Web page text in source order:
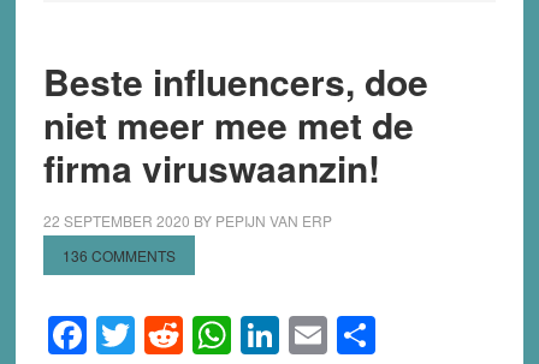
Beste influencers, doe
niet meer mee met de
firma viruswaanzin!
22 SEPTEMBER 2020 BY PEPIJN VAN ERP
136 COMMENTS
Facebook
Twitter
Reddit
WhatsApp
LinkedIn
EmailShare